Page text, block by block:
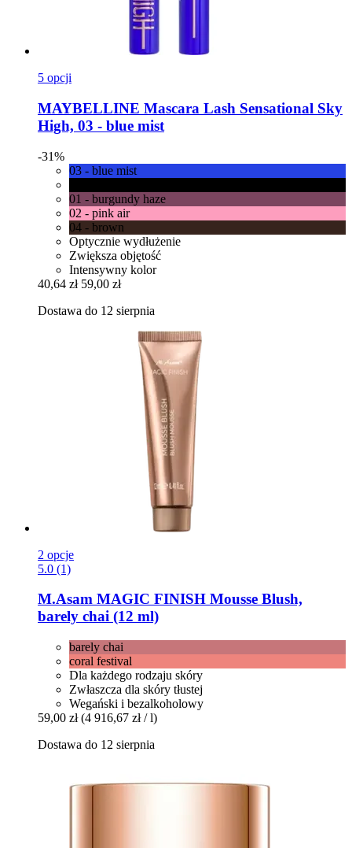
5 opcji
MAYBELLINE Mascara Lash Sensational Sky
High, 03 -​ blue mist
-31%
03 - blue mist
01 - burgundy haze
02 - pink air
04 - brown
Optycznie wydłużenie
Zwiększa objętość
Intensywny kolor
40,64 zł 59,00 zł
Dostawa do 12 sierpnia
2 opcje
5.0 (1)
M.Asam MAGIC FINISH Mousse Blush,
barely chai (12 ml)
barely chai
coral festival
Dla każdego rodzaju skóry
Zwłaszcza dla skóry tłustej
Wegański i bezalkoholowy
59,00 zł (4 916,67 zł / l)
Dostawa do 12 sierpnia